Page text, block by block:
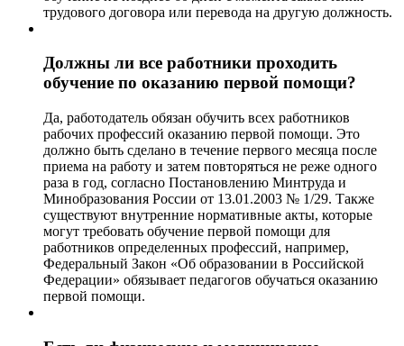
трудового договора или перевода на другую должность.
Должны ли все работники проходить
обучение по оказанию первой помощи?
Да, работодатель обязан обучить всех работников
рабочих профессий оказанию первой помощи. Это
должно быть сделано в течение первого месяца после
приема на работу и затем повторяться не реже одного
раза в год, согласно Постановлению Минтруда и
Минобразования России от 13.01.2003 № 1/29. Также
существуют внутренние нормативные акты, которые
могут требовать обучение первой помощи для
работников определенных профессий, например,
Федеральный Закон «Об образовании в Российской
Федерации» обязывает педагогов обучаться оказанию
первой помощи.